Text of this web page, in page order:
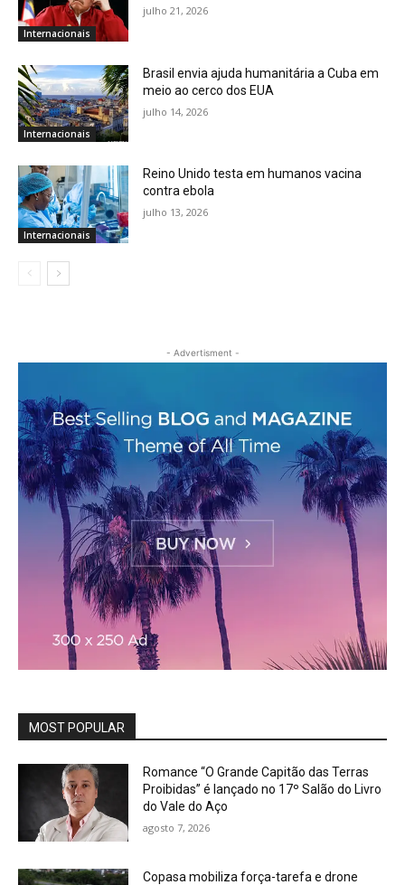
Internacionais
julho 21, 2026
Internacionais
Brasil envia ajuda humanitária a Cuba em
meio ao cerco dos EUA
julho 14, 2026
Internacionais
Reino Unido testa em humanos vacina
contra ebola
julho 13, 2026
- Advertisment -
MOST POPULAR
Romance “O Grande Capitão das Terras
Proibidas” é lançado no 17º Salão do Livro
do Vale do Aço
agosto 7, 2026
Copasa mobiliza força-tarefa e drone